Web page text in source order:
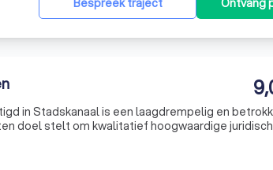
in Stadskanaal is een laagdrempelig en
doel stelt om kwalitatief hoogwaardige